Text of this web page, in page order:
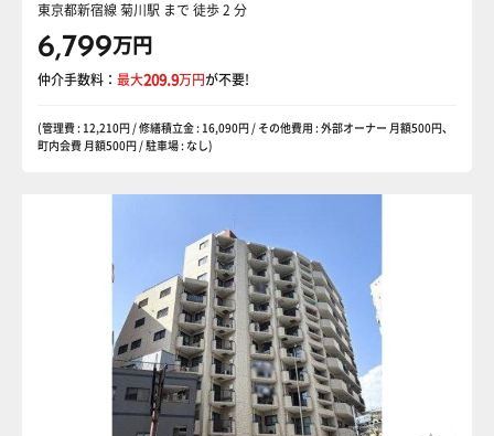
東京都新宿線 菊川駅 まで 徒歩 2 分
6,799万円
仲介手数料： 最大209.9万円が不要!
(管理費 : 12,210円 / 修繕積立金 : 16,090円 / その他費用 : 外部オーナー 月額500円、
町内会費 月額500円 / 駐車場 : なし)